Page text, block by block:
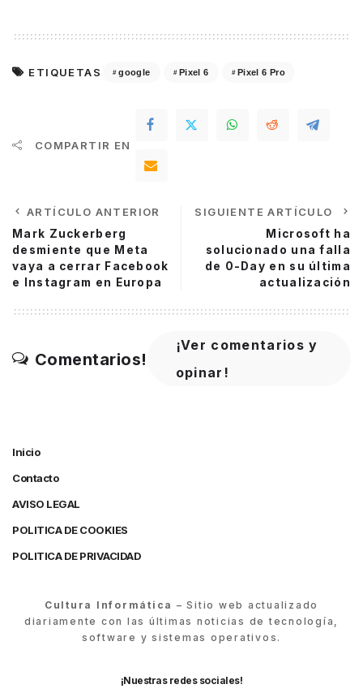
ETIQUETAS google Pixel 6 Pixel 6 Pro
COMPARTIR EN
ARTÍCULO ANTERIOR
Mark Zuckerberg
desmiente que Meta
vaya a cerrar Facebook
e Instagram en Europa
SIGUIENTE ARTÍCULO
Microsoft ha
solucionado una falla
de 0-Day en su última
actualización
Comentarios!
¡Ver comentarios y
opinar!
Inicio
Contacto
AVISO LEGAL
POLITICA DE COOKIES
POLITICA DE PRIVACIDAD
Cultura Informática – Sitio web actualizado
diariamente con las últimas noticias de tecnología,
software y sistemas operativos.
¡Nuestras redes sociales!